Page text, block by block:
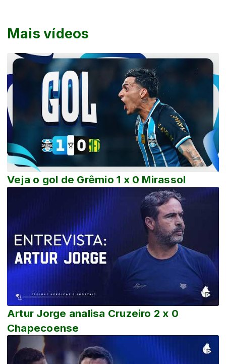
Mais vídeos
Veja o gol de Grêmio 1 x 0 Mirassol
Artur Jorge analisa Cruzeiro 2 x 0
Chapecoense